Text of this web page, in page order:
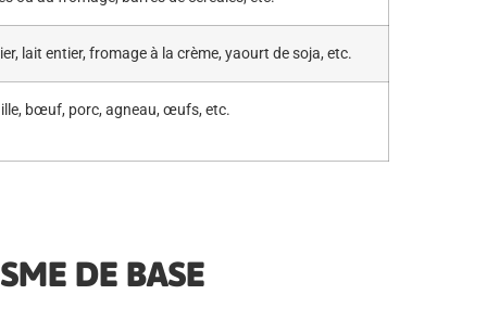
lait entier, fromage à la crème, yaourt de soja, etc.
bœuf, porc, agneau, œufs, etc.
DE BASE